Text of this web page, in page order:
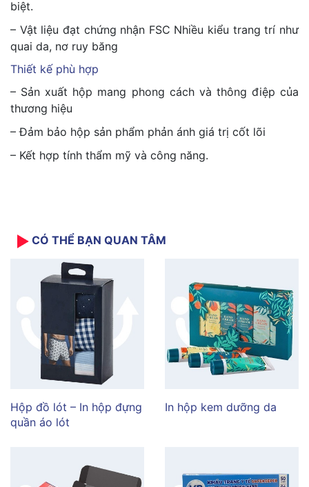
biệt.
– Vật liệu đạt chứng nhận FSC Nhiều kiểu trang trí như
quai da, nơ ruy băng
Thiết kế phù hợp
– Sản xuất hộp mang phong cách và thông điệp của
thương hiệu
– Đảm bảo hộp sản phẩm phản ánh giá trị cốt lõi
– Kết hợp tính thẩm mỹ và công năng.
CÓ THỂ BẠN QUAN TÂM
Hộp đồ lót – In hộp đựng
quần áo lót
In hộp kem dưỡng da